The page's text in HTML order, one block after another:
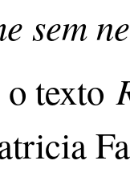
sem
o texto